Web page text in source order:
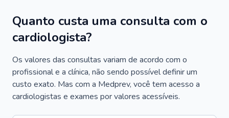
Quanto custa uma consulta com o
cardiologista?
Os valores das consultas variam de acordo com o
profissional e a clínica, não sendo possível definir um
custo exato. Mas com a Medprev, você tem acesso a
cardiologistas e exames por valores acessíveis.